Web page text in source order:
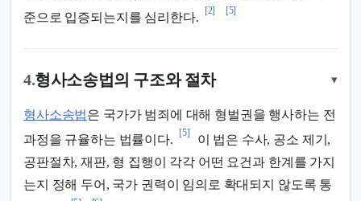
준으로 입증되는지를 심리한다.
[2] [5]
4.형사소송법의 구조와 절차 ▾
형사소송법은 국가가 범죄에 대해 형벌권을 행사하는 전
과정을 규율하는 법률이다.
[5]
이 법은 수사, 공소 제기,
공판절차, 재판, 형 집행이 각각 어떤 요건과 한계를 가지
는지 정해 두어, 국가 권력이 임의로 확대되지 않도록 통